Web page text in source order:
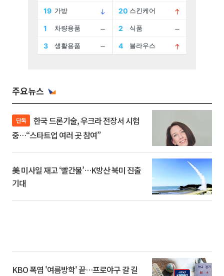
주요뉴스
단독
중…“스타트업 여러 곳 참여”
美 미사일 재고 ‘빨간불’…K방산 북미 진출
기대
KBO 폭염 '여름방학' 끝…프로야구 갈 길